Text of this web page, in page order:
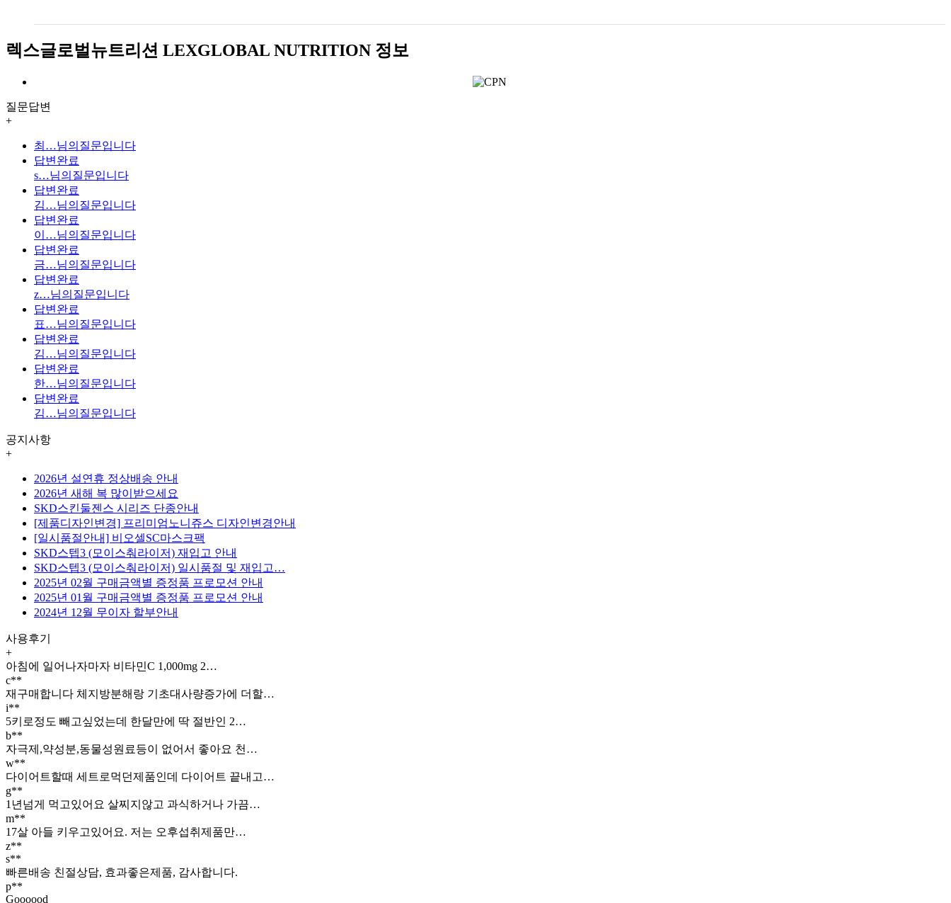
렉스글로벌뉴트리션 LEXGLOBAL NUTRITION 정보
질문답변
+
최…님의질문입니다
답변완료
s…님의질문입니다
답변완료
김…님의질문입니다
답변완료
이…님의질문입니다
답변완료
금…님의질문입니다
답변완료
z…님의질문입니다
답변완료
표…님의질문입니다
답변완료
김…님의질문입니다
답변완료
한…님의질문입니다
답변완료
김…님의질문입니다
공지사항
+
2026년 설연휴 정상배송 안내
2026년 새해 복 많이받으세요
SKD스킨둘젠스 시리즈 단종안내
[제품디자인변경] 프리미엄노니쥬스 디자인변경안내
[일시품절안내] 비오셀SC마스크팩
SKD스텝3 (모이스춰라이저) 재입고 안내
SKD스텝3 (모이스춰라이저) 일시품절 및 재입고…
2025년 02월 구매금액별 증정품 프로모션 안내
2025년 01월 구매금액별 증정품 프로모션 안내
2024년 12월 무이자 할부안내
사용후기
+
아침에 일어나자마자 비타민C 1,000mg 2…
c**
재구매합니다 체지방분해랑 기초대사량증가에 더할…
i**
5키로정도 빼고싶었는데 한달만에 딱 절반인 2…
b**
자극제,약성분,동물성원료등이 없어서 좋아요 천…
w**
다이어트할때 세트로먹던제품인데 다이어트 끝내고…
g**
1년넘게 먹고있어요 살찌지않고 과식하거나 가끔…
m**
17살 아들 키우고있어요. 저는 오후섭취제품만…
z**
s**
빠른배송 친절상담, 효과좋은제품, 감사합니다.
p**
Goooood